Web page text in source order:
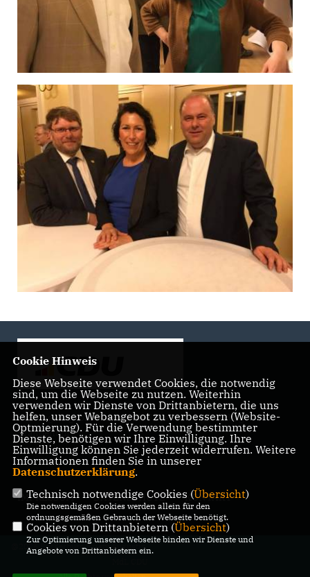
Landtagsabgeordnete der CDU Fraktion im Landtag
Brandenburg
IMPRESSUM DATENSCHUTZ KONTAKT
@2026 Bürgerbüro Kristy Augustin,
Cookie Hinweis
Diese Webseite verwendet Cookies, die notwendig
sind, um die Webseite zu nutzen. Weiterhin
verwenden wir Dienste von Drittanbietern, die uns
helfen, unser Webangebot zu verbessern (Website-
Optmierung). Für die Verwendung bestimmter
Dienste, benötigen wir Ihre Einwilligung. Ihre
Einwilligung können Sie jederzeit widerrufen. Weitere
Informationen finden Sie in unserer
Datenschutzerklärung.
Technisch notwendige Cookies (Übersicht)
Die notwendigen Cookies werden allein für den
ordnungsgemäßen Gebrauch der Webseite benötigt.
Cookies von Drittanbietern (Übersicht)
Zur Optimierung unserer Webseite binden wir Dienste und
Angebote von Drittanbietern ein.